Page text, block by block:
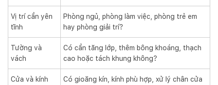
Vị trí cần yên
tĩnh
Phòng ngủ, phòng làm việc, phòng trẻ em
hay phòng giải trí?
Tường và
vách
Có cần tăng lớp, thêm bông khoáng, thạch
cao hoặc tách khung không?
Cửa và kính
Có gioăng kín, kính phù hợp, xử lý chân cửa